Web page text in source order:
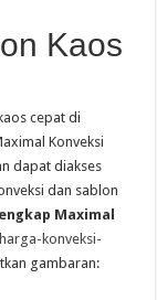
Kaos
cepat di
Konveksi
dapat diakses
dan sablon
Maximal
konveksi-
gambaran: